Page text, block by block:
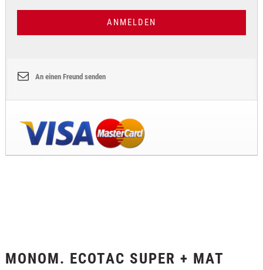
ANMELDEN
An einen Freund senden
MONOM. ECOTAC SUPER + MAT